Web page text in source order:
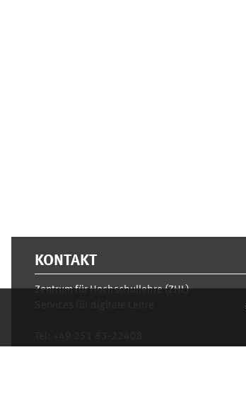
KONTAKT
Zentrum für Hochschullehre (ZHL)